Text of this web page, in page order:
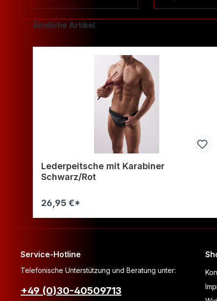
Produktgalerie überspringen
Ähnliche Artikel
Lederpeitsche mit Karabiner
Schwarz/Rot
26,95 €*
Service-Hotline
Telefonische Unterstützung und Beratung unter:
+49 (0)30-40509713